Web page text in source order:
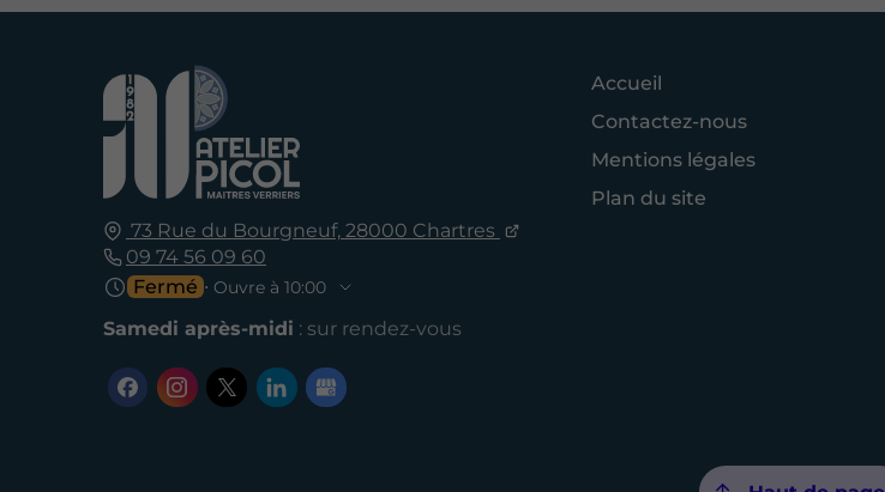
73 Rue du Bourgneuf, 28000 Chartres
09 74 56 09 60
Fermé ⋅ Ouvre à 10:00
Samedi après-midi : sur rendez-vous
Accueil
Contactez-nous
Mentions légales
Plan du site